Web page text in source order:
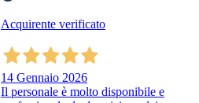
Acquirente verificato
14 Gennaio 2026
Il personale è molto disponibile e